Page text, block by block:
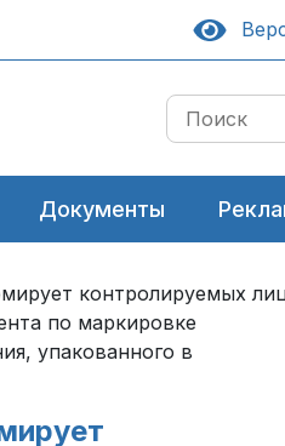
Документы
контролируемых
по маркировке
упакованного в